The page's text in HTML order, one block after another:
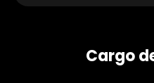
Cargo